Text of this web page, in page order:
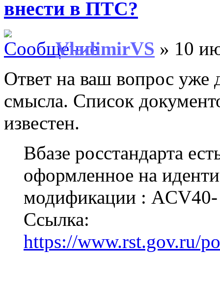
внести в ПТС?
VladimirVS » 10
Ответ на ваш вопрос уже
смысла. Список
известен.
Вбазе росстандарта
оформленное на
модификации :
Ссылка:
https://www.rst.gov.ru/